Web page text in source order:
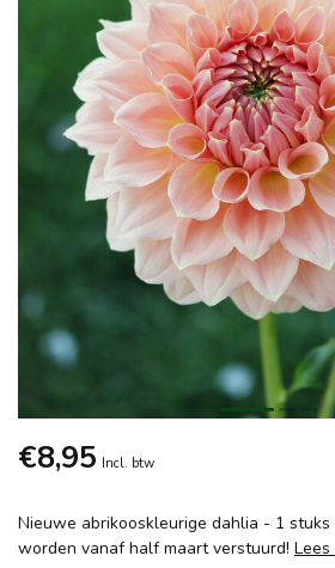
€8,95 Incl. btw
Nieuwe abrikooskleurige dahlia - 1
worden vanaf half maart verstuurd! Lees